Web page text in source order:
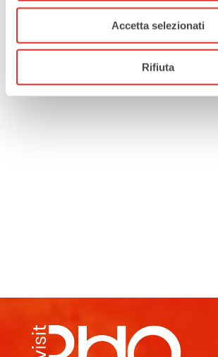
Accetta selezionati
Rifiuta